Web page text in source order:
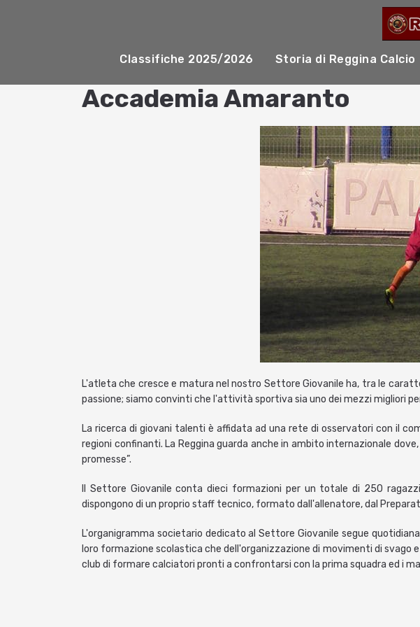
Classifiche 2025/2026 Storia di Reggina Calcio
Accademia Amaranto
L'atleta che cresce e matura nel nostro Settore Giovanile ha, tra le
passione; siamo convinti che l'attività sportiva sia uno dei mezzi migliori
La ricerca di giovani talenti è affidata ad una rete di osservatori con il
regioni confinanti. La Reggina guarda anche in ambito internazionale
promesse”.
Il Settore Giovanile conta dieci formazioni per un totale di 250
dispongono di un proprio staff tecnico, formato dall'allenatore, dal
L'organigramma societario dedicato al Settore Giovanile segue
loro formazione scolastica che dell'organizzazione di movimenti di
club di formare calciatori pronti a confrontarsi con la prima squadra ed i